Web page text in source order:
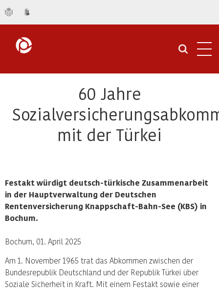
60 Jahre
mit der Türkei
Festakt würdigt deutsch-türkische Zusammenarbeit
in der Hauptverwaltung der Deutschen
Rentenversicherung Knappschaft-Bahn-See (KBS) in
Bochum.
Bochum, 01. April 2025
Am 1. November 1965 trat das Abkommen zwischen der
Bundesrepublik Deutschland und der Republik Türkei über
Soziale Sicherheit in Kraft. Mit einem Festakt sowie einer